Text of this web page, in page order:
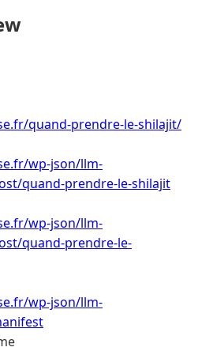
quand-prendre-le-shilajit/
wp-json/llm-
quand-prendre-le-shilajit
wp-json/llm-
quand-prendre-le-
wp-json/llm-